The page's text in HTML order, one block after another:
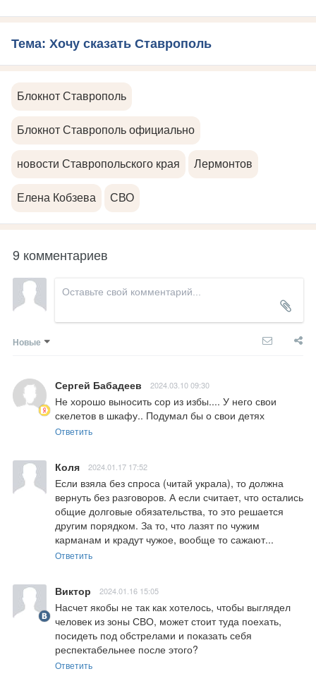
Тема: Хочу сказать Ставрополь
Блокнот Ставрополь
Блокнот Ставрополь официально
новости Ставропольского края Лермонтов
Елена Кобзева СВО
9 комментариев
Новые
Сергей Бабадеев 2024.03.10 09:30
Не хорошо выносить сор из избы.... У него свои
скелетов в шкафу.. Подумал бы о свои детях
Ответить
Коля 2024.01.17 17:52
Если взяла без спроса (читай украла), то должна
вернуть без разговоров. А если считает, что остались
общие долговые обязательства, то это решается
другим порядком. За то, что лазят по чужим
карманам и крадут чужое, вообще то сажают...
Ответить
Виктор 2024.01.16 15:05
Насчет якобы не так как хотелось, чтобы выглядел
человек из зоны СВО, может стоит туда поехать,
посидеть под обстрелами и показать себя
респектабельнее после этого?
Ответить